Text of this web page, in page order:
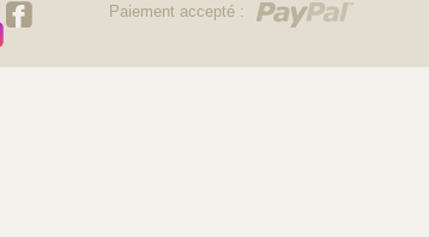
Paiement accepté :